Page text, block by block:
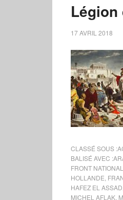
17 AVRIL 2018
CLASSÉ SOUS :
BALISÉ AVEC :
FRONT
HOLLANDE
HAFEZ EL ASSAD
MICHEL AFLAK